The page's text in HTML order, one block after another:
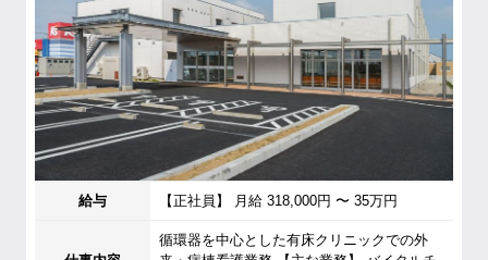
給与 【正社員】 月給 318,000円 〜 35万円
循環器を中心とした有床クリニックでの外